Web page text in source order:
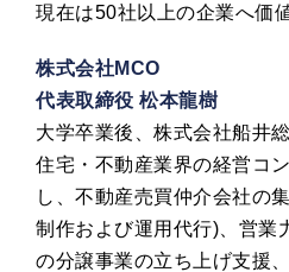
現在は50社以上の企業へ価
株式会社MCO
代表取締役 松本龍樹
大学卒業後、株式会社船井
住宅・不動産業界の経営コ
し、不動産売買仲介会社の
制作および運用代行)、営業
の分譲事業の立ち上げ支援